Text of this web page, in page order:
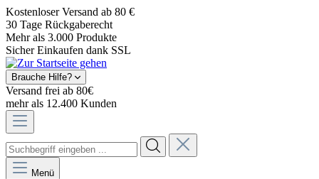
Kostenloser Versand ab 80 €
30 Tage Rückgaberecht
Mehr als 3.000 Produkte
Sicher Einkaufen dank SSL
Brauche Hilfe?
Versand frei ab 80€
mehr als 12.400 Kunden
Menü